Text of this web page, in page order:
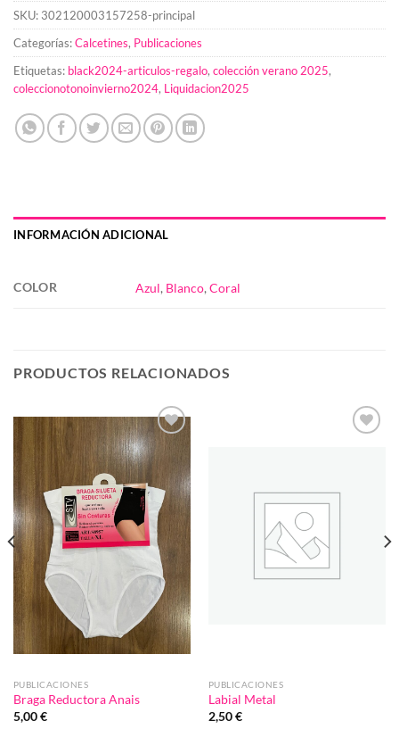
SKU: 302120003157258-principal
Categorías:Calcetines, Publicaciones
Etiquetas: black2024-articulos-regalo, colección verano 2025,
coleccionotonoinvierno2024, Liquidacion2025
INFORMACIÓN ADICIONAL
COLOR Azul, Blanco,Coral
PRODUCTOS RELACIONADOS
Añadir
lista de
deseos
PUBLICACIONES
Braga Reductora Anais
5,00€
PUBLICACIONES
Labial Metal
2,50€